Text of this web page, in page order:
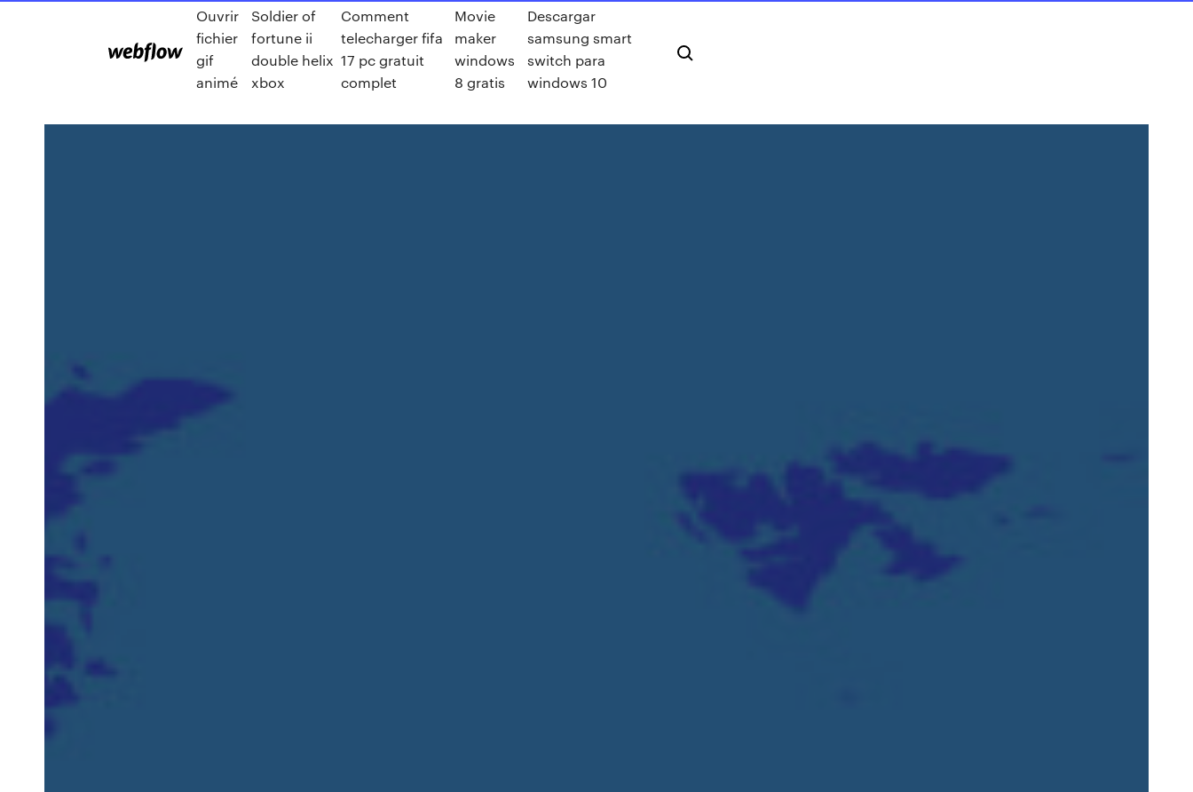
Ouvrir
fichier
gif
animé
Soldier of
fortune ii
double helix
xbox
Comment
telecharger fifa
17 pc gratuit
complet
Movie
maker
windows
8 gratis
Descargar
samsung smart
switch para
windows 10